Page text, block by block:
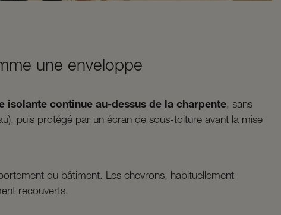
une enveloppe
isolante continue au-dessus de la charpente, sans
puis protégé par un écran de sous-toiture avant la mise
du bâtiment. Les chevrons, habituellement
recouverts.